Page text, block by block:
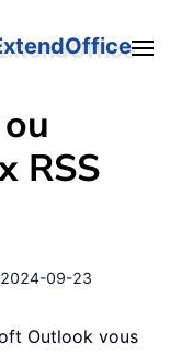
RSS
2024-09-23
Outlook vous